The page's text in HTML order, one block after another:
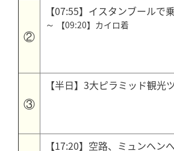
②
【07:55】イスタンブールで
～
【09:20】カイロ着
③
【半日】3大ピラミッド観光
【17:20】空路、ミュンヘン